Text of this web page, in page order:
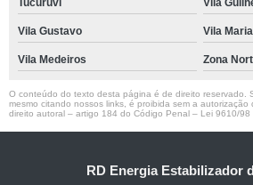
Tucuruvi Vila
Vila Gustavo Vila Maria
Vila Medeiros Zona
O conteúdo do texto desta página é de direito reservado.
mesmo citando nossos links, é proibida sem a autorização
direito autoral – artigo 184 do Código Penal – Lei 9610/98
RD Energia Estabilizador